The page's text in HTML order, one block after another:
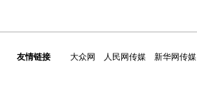
友情链接 大众网 人民网传媒 新华网传媒